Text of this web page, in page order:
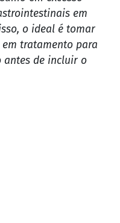
em
o ideal é tomar
em tratamento para
antes de incluir o